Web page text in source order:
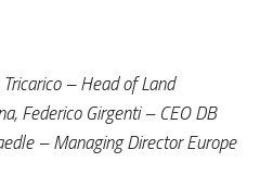
– Head of Land
Federico Girgenti – CEO DB
– Managing Director Europe